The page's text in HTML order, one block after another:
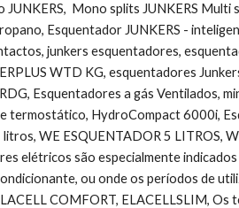
Mono splits JUNKERS Multi
Esquentador JUNKERS -
junkers esquentadores,
WTD KG, esquentadores
Esquentadores a gás Ventilados,
HydroCompact 6000i,
WE ESQUENTADOR 5 LITROS,
elétricos são especialmente
ou onde os períodos de
COMFORT, ELACELLSLIM,